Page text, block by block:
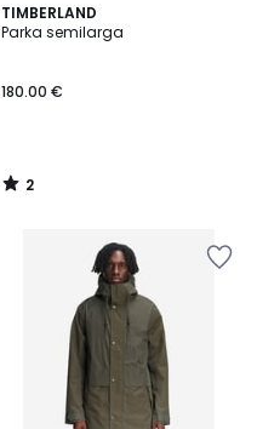
TIMBERLAND
Parka semilarga
180.00 €
2
/
2
/